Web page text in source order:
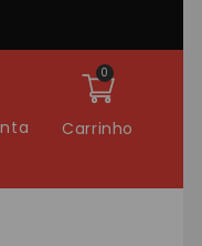
Carrinho
0